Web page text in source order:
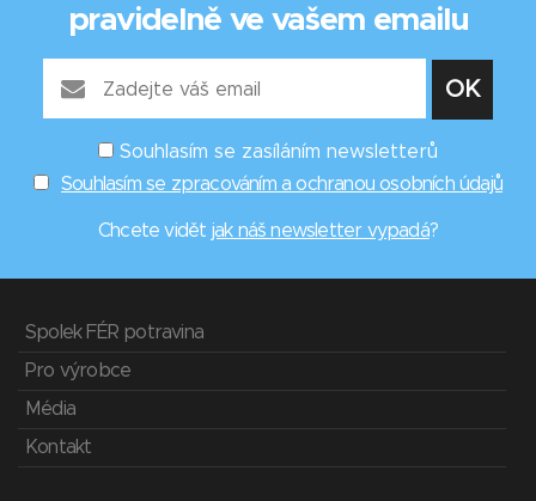
pravidelně ve vašem emailu
Souhlasím se zasíláním newsletterů
Souhlasím se zpracováním a ochranou osobních údajů
Chcete vidět jak náš newsletter vypadá?
Spolek FÉR potravina
Pro výrobce
Média
Kontakt